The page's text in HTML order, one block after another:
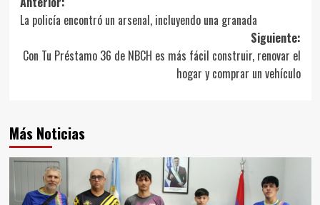
de
entradas
La policía encontró un arsenal, incluyendo una granada
Siguiente:
Con Tu Préstamo 36 de NBCH es más fácil construir, renovar el
hogar y comprar un vehículo
Más Noticias